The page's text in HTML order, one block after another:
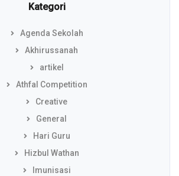
Kategori
Agenda Sekolah
Akhirussanah
artikel
Athfal Competition
Creative
General
Hari Guru
Hizbul Wathan
Imunisasi